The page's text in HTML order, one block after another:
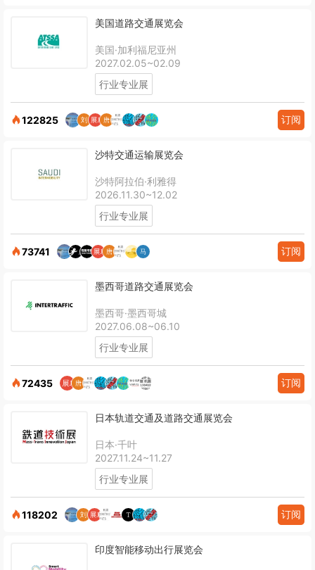
美国道路交通展览会
美国·加利福尼亚州
2027.02.05~02.09
行业专业展
122825 订阅
沙特交通运输展览会
沙特阿拉伯·利雅得
2026.11.30~12.02
行业专业展
73741 订阅
墨西哥道路交通展览会
墨西哥·墨西哥城
2027.06.08~06.10
行业专业展
72435 订阅
日本轨道交通及道路交通展览会
日本·千叶
2027.11.24~11.27
行业专业展
118202 订阅
印度智能移动出行展览会